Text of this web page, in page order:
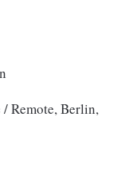
Remote, Berlin,